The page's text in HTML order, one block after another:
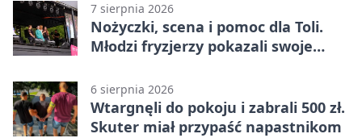
7 sierpnia 2026
Nożyczki, scena i pomoc dla Toli.
Młodzi fryzjerzy pokazali swoje
6 sierpnia 2026
Wtargnęli do pokoju i zabrali 500 zł.
Skuter miał przypaść napastnikom